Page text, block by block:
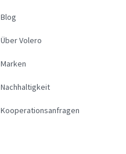
Blog
Über Volero
Marken
Nachhaltigkeit
Kooperationsanfragen